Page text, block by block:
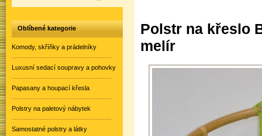
Polstr na křeslo
melír
Oblíbené kategorie
Komody, skříňky a prádelníky
Luxusní sedací soupravy a pohovky
Papasany a houpací křesla
Polstry na paletový nábytek
Samostatné polstry a látky